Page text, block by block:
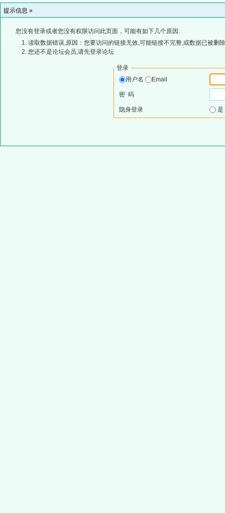
提示信息 »
您没有登录或者您没有权限访问此页面，可能有如下几个原因:
读取数据错误,原因：您要访问的链接无效,可能链接不完整,或数据已被删
您还不是论坛会员,请先登录论坛
登录
用户名
Email
密 码
隐身登录